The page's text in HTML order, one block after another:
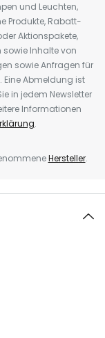
und Leuchten,
Produkte, Rabatt-
Aktionspakete,
Inhalte von
sowie Anfragen für
Abmeldung ist
in jedem Newsletter
Informationen
.
Hersteller.